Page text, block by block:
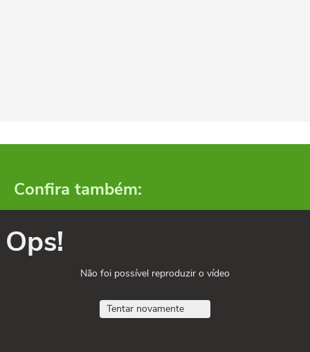
Confira também:
Ops!
Não foi possível reproduzir o vídeo
Tentar novamente